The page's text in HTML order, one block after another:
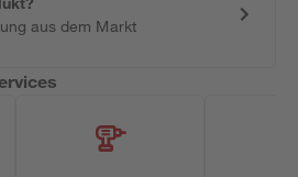
aus dem Markt